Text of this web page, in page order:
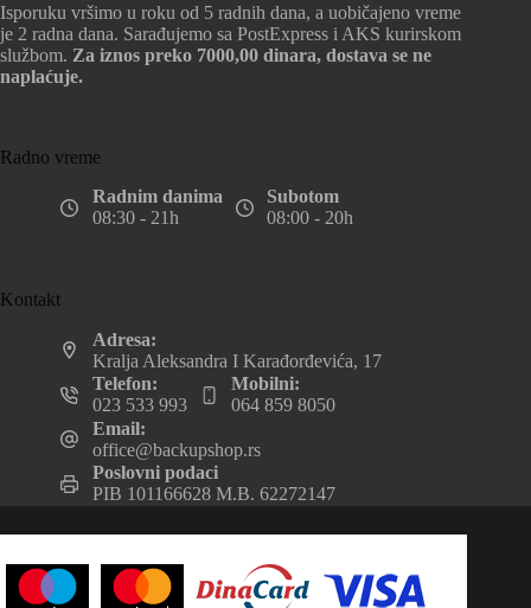
Isporuku vršimo u roku od 5 radnih dana, a uobičajeno vreme
je 2 radna dana. Sarađujemo sa PostExpress i AKS kurirskom
službom. Za iznos preko 7000,00 dinara, dostava se ne
naplaćuje.
Radno vreme
Radnim danima
08:30 - 21h
Subotom
08:00 - 20h
Kontakt
Adresa:
Kralja Aleksandra I Karađorđevića, 17
Telefon:
023 533 993
Mobilni:
064 859 8050
Email:
office@backupshop.rs
Poslovni podaci
PIB 101166628 M.B. 62272147